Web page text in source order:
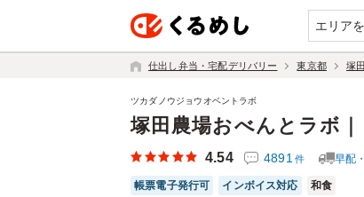
エリア
仕出し弁当・宅配デリバリー 東京都 塚
塚田農場おべんとラボ
ツカダノウジョウオベントラボ
4.54 4891 件 早配
帳票電子発行可 インボイス対応 和食